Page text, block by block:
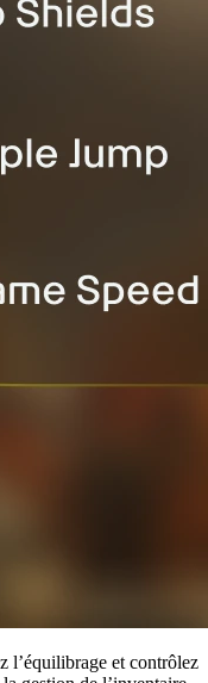
l’équilibrage et contrôlez